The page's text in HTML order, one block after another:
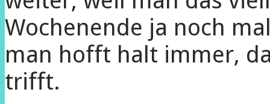
Wochenende ja noch
man hofft halt immer,
trifft.